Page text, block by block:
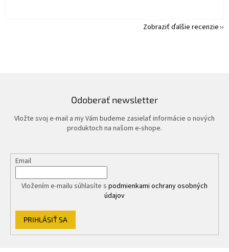
Zobraziť ďalšie recenzie
Odoberať newsletter
Vložte svoj e-mail a my Vám budeme zasielať informácie o nových
produktoch na našom e-shope.
Email
Vložením e-mailu súhlasíte s podmienkami ochrany osobných
údajov
PRIHLÁSIŤ SA